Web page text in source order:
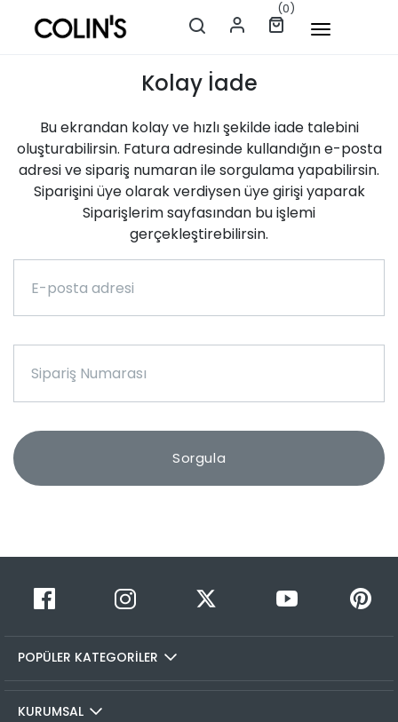
(0)
Kolay İade
Bu ekrandan kolay ve hızlı şekilde iade talebini
oluşturabilirsin. Fatura adresinde kullandığın e-posta
adresi ve sipariş numaran ile sorgulama yapabilirsin.
Siparişini üye olarak verdiysen üye girişi yaparak
Siparişlerim sayfasından bu işlemi
gerçekleştirebilirsin.
POPÜLER KATEGORİLER
KURUMSAL